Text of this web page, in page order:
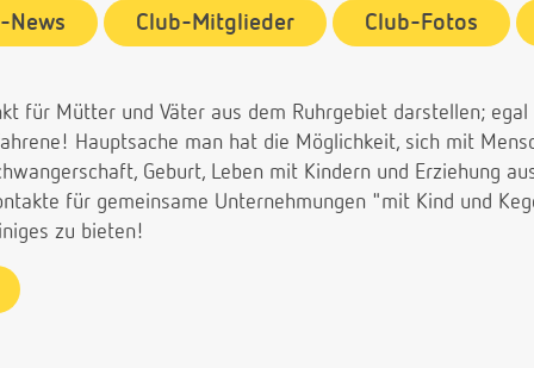
News Club-Mitglieder Club-Fotos
für Mütter und Väter aus dem Ruhrgebiet darstellen;
Hauptsache man hat die Möglichkeit, sich mit
Geburt, Leben mit Kindern und Erziehung
für gemeinsame Unternehmungen "mit Kind und
zu bieten!